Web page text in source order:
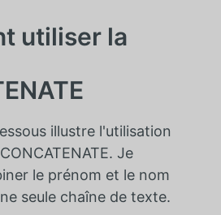
utiliser la
illustre l'utilisation
Je
le prénom et le nom
seule chaîne de texte.